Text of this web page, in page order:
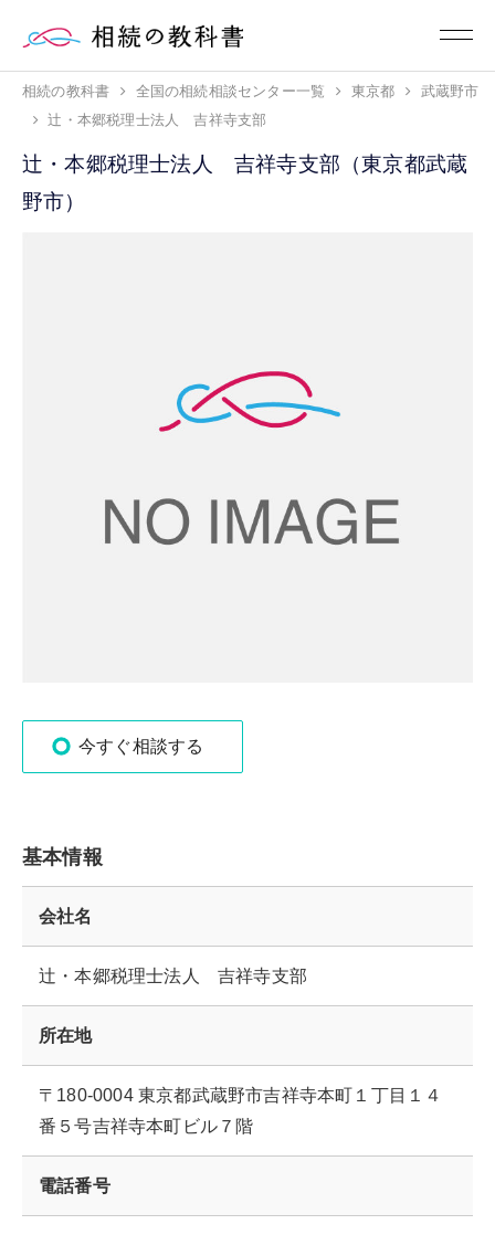
相続の教科書 全国の相続相談センター一覧 東京都
武蔵野市
辻・本郷税理士法人 吉祥寺支部
辻・本郷税理士法人 吉祥寺支部（東京都武蔵
野市）
今すぐ相談する
基本情報
会社名
辻・本郷税理士法人 吉祥寺支部
所在地
〒180-0004 東京都武蔵野市吉祥寺本町１丁目１４
番５号吉祥寺本町ビル７階
電話番号